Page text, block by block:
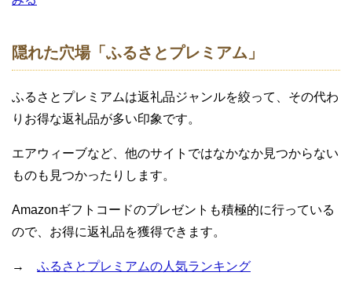
隠れた穴場「ふるさとプレミアム」
ふるさとプレミアムは返礼品ジャンルを絞って、その代わ
りお得な返礼品が多い印象です。
エアウィーブなど、他のサイトではなかなか見つからない
ものも見つかったりします。
Amazonギフトコードのプレゼントも積極的に行っている
ので、お得に返礼品を獲得できます。
→ ふるさとプレミアムの人気ランキング